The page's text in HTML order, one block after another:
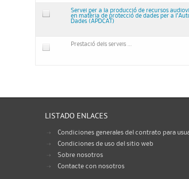
Servei per a la producció de recursos
en matèria de protecció de dades per a
Dades (APDCAT)
Prestació dels serveis ...
LISTADO ENLACES
Condiciones generales del contrato para
Condiciones de uso del sitio web
Sobre nosotros
Contacte con nosotros